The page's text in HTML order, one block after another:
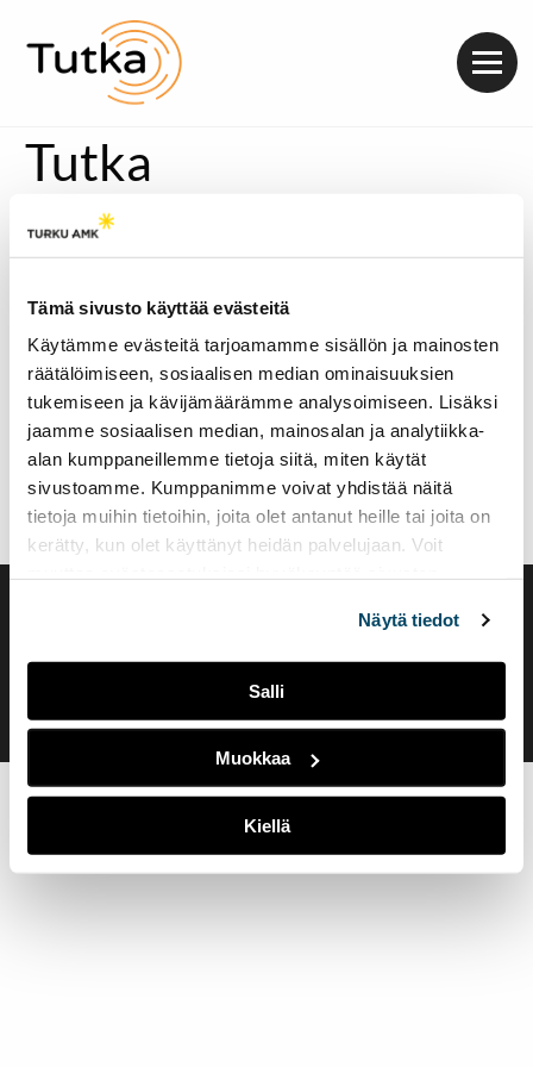
Tämä sivusto käyttää evästeitä
Käytämme evästeitä tarjoamamme sisällön ja mainosten
räätälöimiseen, sosiaalisen median ominaisuuksien
tukemiseen ja kävijämäärämme analysoimiseen. Lisäksi
jaamme sosiaalisen median, mainosalan ja analytiikka-
alan kumppaneillemme tietoja siitä, miten käytät
sivustoamme. Kumppanimme voivat yhdistää näitä
tietoja muihin tietoihin, joita olet antanut heille tai joita on
kerätty, kun olet käyttänyt heidän palvelujaan. Voit
Näytä tiedot
Salli
Muokkaa
Kiellä
Tutka